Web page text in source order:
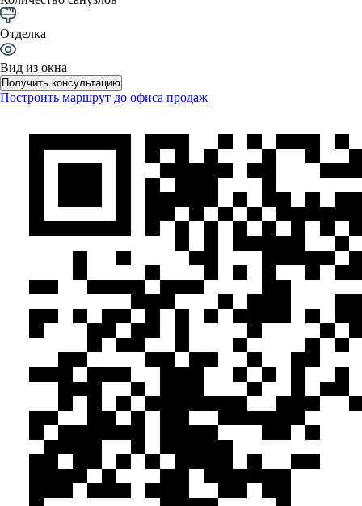
Отделка
Вид из окна
Получить консультацию
Построить маршрут до офиса продаж